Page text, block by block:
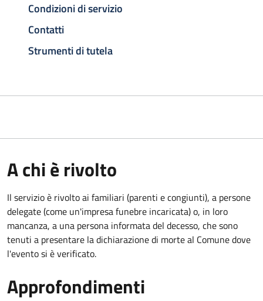
Condizioni di servizio
Contatti
Strumenti di tutela
A chi è rivolto
Il servizio è rivolto ai familiari (parenti e congiunti), a persone
delegate (come un'impresa funebre incaricata) o, in loro
mancanza, a una persona informata del decesso, che sono
tenuti a presentare la dichiarazione di morte al Comune dove
l'evento si è verificato.
Approfondimenti